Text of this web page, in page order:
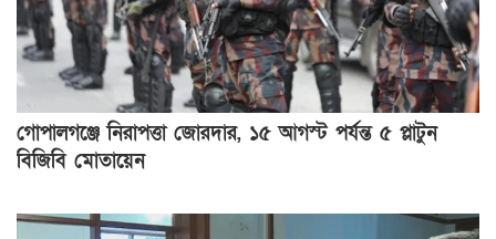
গোপালগঞ্জে নিরাপত্তা জোরদার, ১৫ আগস্ট পর্যন্ত ৫ প্লাটুন
বিজিবি মোতায়েন